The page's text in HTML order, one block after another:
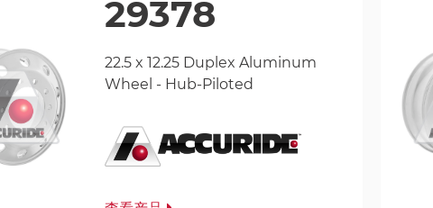
29378
22.5 x 12.25 Duplex Aluminum
Wheel - Hub-Piloted